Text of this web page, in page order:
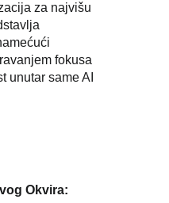
za najvišu
fokusa
unutar same AI
Okvira: